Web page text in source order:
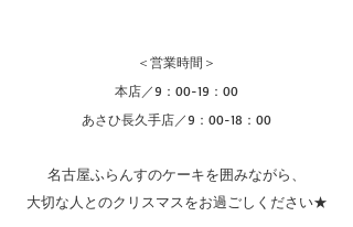
＜営業時間＞
本店／9：00-19：00
あさひ長久手店／9：00-18：00
名古屋ふらんすのケーキを囲みながら、
大切な人とのクリスマスをお過ごしください★